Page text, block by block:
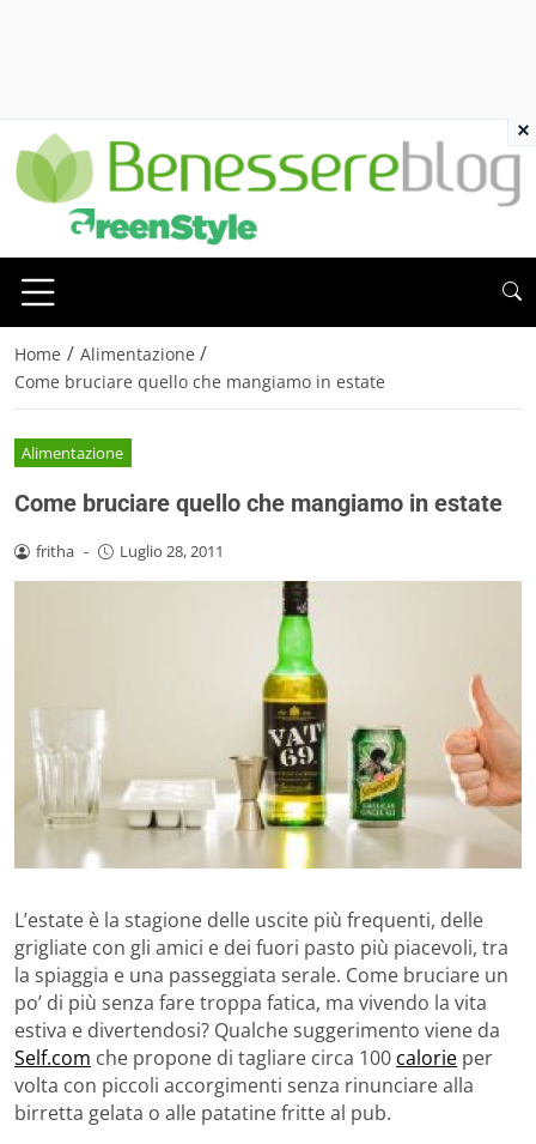
Home / Alimentazione /
Come bruciare quello che mangiamo in estate
Alimentazione
Come bruciare quello che mangiamo in estate
fritha - Luglio 28, 2011
L’estate è la stagione delle uscite più frequenti, delle
grigliate con gli amici e dei fuori pasto più piacevoli, tra
la spiaggia e una passeggiata serale. Come bruciare un
po’ di più senza fare troppa fatica, ma vivendo la vita
estiva e divertendosi? Qualche suggerimento viene da
Self.com che propone di tagliare circa 100 calorie per
volta con piccoli accorgimenti senza rinunciare alla
birretta gelata o alle patatine fritte al pub.
×